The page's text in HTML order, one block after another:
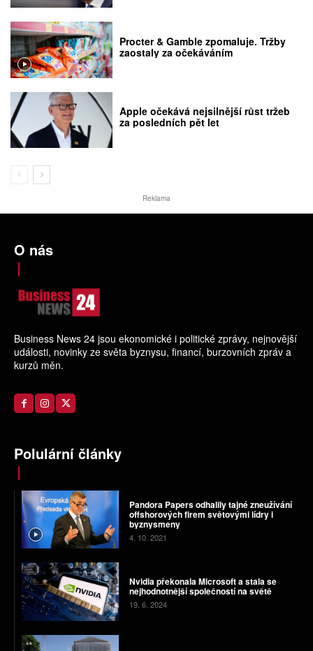
Procter & Gamble zpomaluje. Tržby
zaostaly za očekáváním
Apple očekává nejsilnější růst tržeb
za posledních pět let
Reklama
O nás
Business News 24 jsou ekonomické i politické zprávy, nejnovější
události, novinky ze světa byznysu, financí, burzovních zpráv a
kurzů měn.
Polulární články
Pandora Papers odhalily tajné zneužívání
offshorových firem světovými lídry i
byznysmeny
4. 10. 2021
Nvidia překonala Microsoft a stala se
nejhodnotnější společností na světě
19. 6. 2024